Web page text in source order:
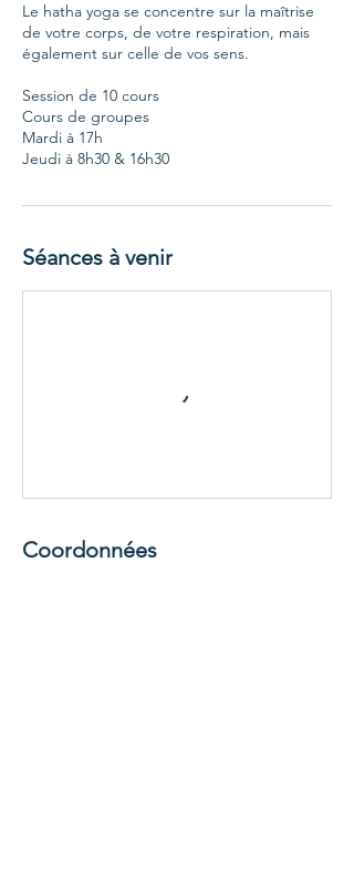
Le hatha yoga se concentre sur la maîtrise
de votre corps, de votre respiration, mais
également sur celle de vos sens.
Session de 10 cours
Cours de groupes
Mardi à 17h
Jeudi à 8h30 & 16h30
Séances à venir
Coordonnées